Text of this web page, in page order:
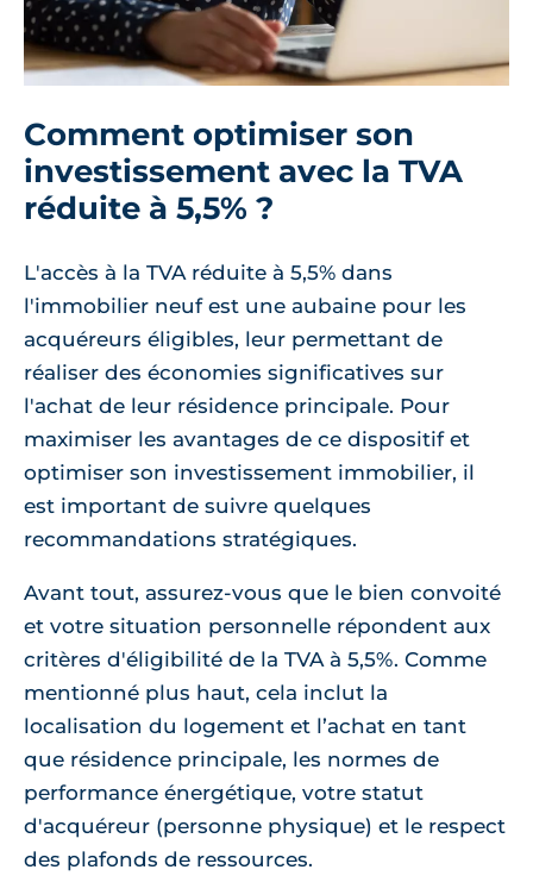
Comment optimiser son
investissement avec la TVA
réduite à 5,5% ?
L'accès à la TVA réduite à 5,5% dans
l'immobilier neuf est une aubaine pour les
acquéreurs éligibles, leur permettant de
réaliser des économies significatives sur
l'achat de leur résidence principale. Pour
maximiser les avantages de ce dispositif et
optimiser son investissement immobilier, il
est important de suivre quelques
recommandations stratégiques.
Avant tout, assurez-vous que le bien convoité
et votre situation personnelle répondent aux
critères d'éligibilité de la TVA à 5,5%. Comme
mentionné plus haut, cela inclut la
localisation du logement et l’achat en tant
que résidence principale, les normes de
performance énergétique, votre statut
d'acquéreur (personne physique) et le respect
des plafonds de ressources.